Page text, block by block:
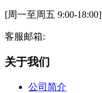
[周一至周五 9:00-18:00]
客服邮箱:
关于我们
公司简介